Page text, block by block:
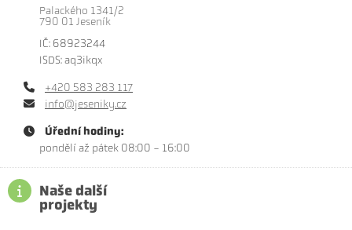
Palackého 1341/2
790 01 Jeseník
IČ: 68923244
ISDS: aq3ikqx
+420 583 283 117
info@jeseniky.cz
Úřední hodiny:
pondělí až pátek 08:00 - 16:00
Naše další
projekty